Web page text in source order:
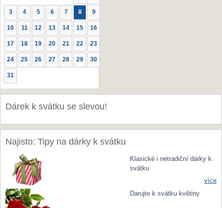
3 4 5 6 7 8 9
10 11 12 13 14 15 16
17 18 19 20 21 22 23
24 25 26 27 28 29 30
31
Dárek k svátku se slevou!
Najisto: Tipy na dárky k svátku
Klasické i netradiční dárky k
svátku
více
Darujte k svátku květiny